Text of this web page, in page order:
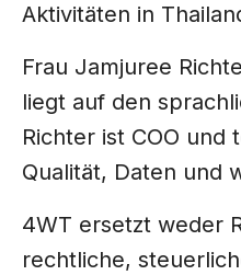
Aktivitäten in
Frau Jamjuree
liegt auf den
Richter ist COO
Qualität, Daten und
4WT ersetzt weder
rechtliche,